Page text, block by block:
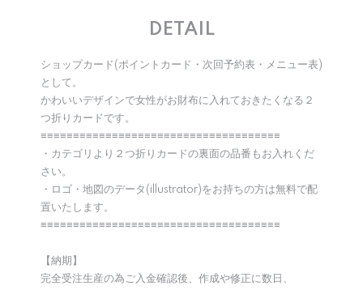
DETAIL
ショップカード(ポイントカード・次回予約表・メニュー表)
として。
かわいいデザインで女性がお財布に入れておきたくなる２
つ折りカードです。
≡≡≡≡≡≡≡≡≡≡≡≡≡≡≡≡≡≡≡≡≡≡≡≡≡≡≡≡≡≡≡≡≡≡≡≡≡
・カテゴリより２つ折りカードの裏面の品番もお入れくだ
さい。
・ロゴ・地図のデータ(illustrator)をお持ちの方は無料で配
置いたします。
≡≡≡≡≡≡≡≡≡≡≡≡≡≡≡≡≡≡≡≡≡≡≡≡≡≡≡≡≡≡≡≡≡≡≡≡≡
【納期】
完全受注生産の為ご入金確認後、作成や修正に数日、